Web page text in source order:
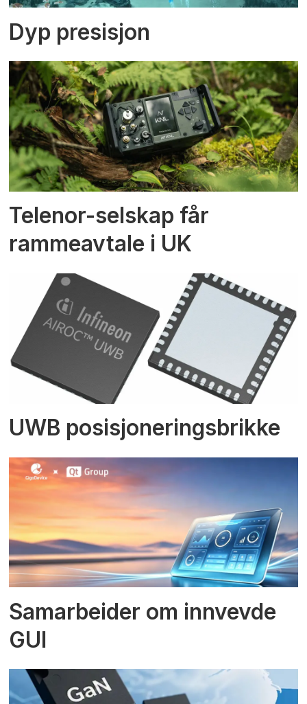
Dyp presisjon
Telenor-selskap får
rammeavtale i UK
UWB posisjoneringsbrikke
Samarbeider om innvevde
GUI